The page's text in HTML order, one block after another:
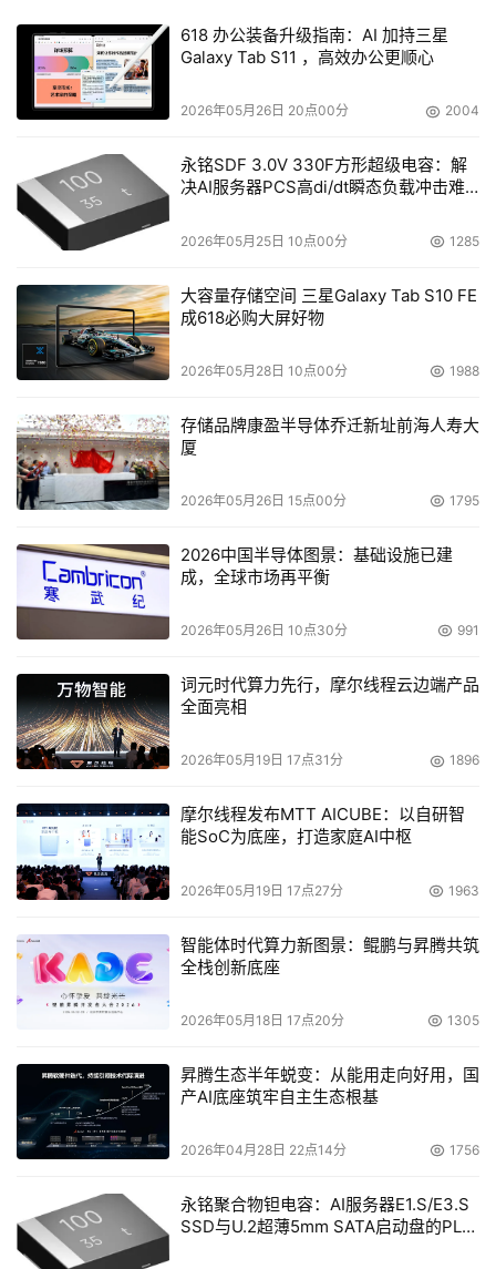
增强Mepg-2解码器,以支持内容保护系统.现在媒体中心配
备了有线数字电视调谐器的支持.另外,此次更新也升级了一
些硬件的硬解码加速能力.
Windows的网络投影机.
可靠性改进
误报告所提出的窗口崩溃问题.这些窗口崩溃情况包
括,Windows日历,Windows媒体播放器,以及一些Windows
Vista的驱动程序.
提高可靠性,可有效防止NTFS文件系统的移动媒体设备的上
的出现的数据丢失问题.
提高通过IPv6连接的IPsec可靠性,以确保所有的网上邻居查
看到RFC流量均不包含IPsec.
解决某些情况下驱动程序进入休眠状态而导致传输数据不完
全,确保未丢弃任何数据包之后驱动程序才命令进入休眠状
提高无线设备的连接成功率(ad-hoc连接方式)
提高了如使用Windows Meeting应用或远程协助应用程序,
改进Windows Vista内置的档案备份解决方案,支持英语、
法语、西班牙语加密档案备份.
改进Windows还原环境(WinRE)中的SRT(开机修理工具)功
能,现在已经可以修正操作系统因丢失文件而不能启动的问
题.
户在升级至SP1后不需要再次选择是否加入客户体验改善计
划.
618 办公装备升级指南：AI 加持三星
Galaxy Tab S11 ，高效办公更顺心
2026年05月26日 20点00分 2004
永铭SDF 3.0V 330F方形超级电容：解
决AI服务器PCS高di/dt瞬态负载冲击难
2026年05月25日 10点00分 1285
大容量存储空间 三星Galaxy Tab S10 FE
成618必购大屏好物
2026年05月28日 10点00分 1988
存储品牌康盈半导体乔迁新址前海人寿大
厦
2026年05月26日 15点00分 1795
2026中国半导体图景：基础设施已建
成，全球市场再平衡
2026年05月26日 10点30分 991
词元时代算力先行，摩尔线程云边端产品
全面亮相
2026年05月19日 17点31分 1896
摩尔线程发布MTT AICUBE：以自研智
能SoC为底座，打造家庭AI中枢
2026年05月19日 17点27分 1963
智能体时代算力新图景：鲲鹏与昇腾共筑
全栈创新底座
2026年05月18日 17点20分 1305
昇腾生态半年蜕变：从能用走向好用，国
产AI底座筑牢自主生态根基
2026年04月28日 22点14分 1756
永铭聚合物钽电容：AI服务器E1.S/E3.S
SSD与U.2超薄5mm SATA启动盘的PLP